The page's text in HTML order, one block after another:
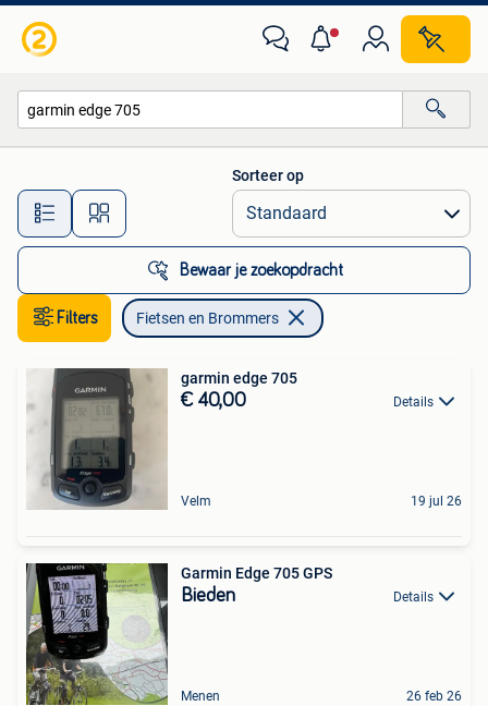
Alle afstanden…
Sorteer op
Bewaar je zoekopdracht
Filters Fietsen en Brommers
garmin edge 705
€ 40,00 Details
Velm 19 jul 26
Garmin Edge 705 GPS
Bieden Details
Menen 26 feb 26